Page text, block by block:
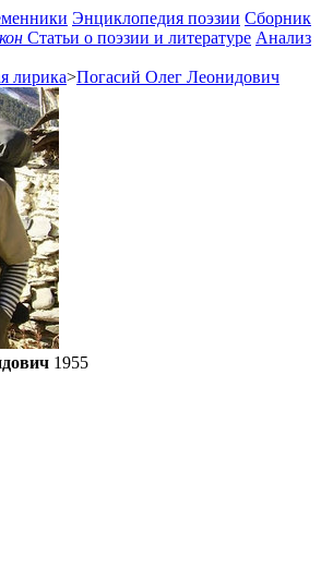
Энциклопедия поэзии Сборник
Статьи о поэзии и литературе Анализ
лирика>Погасий Олег Леонидович
1955